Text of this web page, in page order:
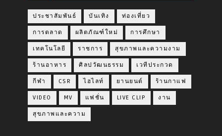
ประชาสัมพันธ์ บันเทิง ท่องเที่ยว
การตลาด ผลิตภัณฑ์ใหม่ การศึกษา
เทคโนโลยี ราชการ สุขภาพและความงาม
ร้านอาหาร ศิลปวัฒนธรรม เวทีประกวด
กีฬา CSR ไฮไลท์ ยานยนต์ ร้านกาแฟ
VIDEO MV แฟชั่น LIVE CLIP งาน
สุขภาพและความ